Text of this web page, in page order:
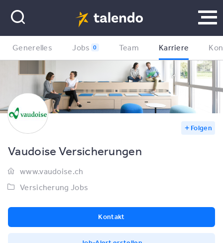
Folgen
Generelles Jobs 0 Team Karriere
Vaudoise Versicherungen
www.vaudoise.ch
Versicherung Jobs
Kontakt